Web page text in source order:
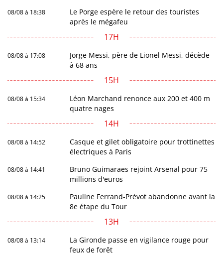
08/08 à 18:38
Le Porge espère le retour des touristes
après le mégafeu
17H
08/08 à 17:08
Jorge Messi, père de Lionel Messi, décède
à 68 ans
15H
08/08 à 15:34
Léon Marchand renonce aux 200 et 400 m
quatre nages
14H
08/08 à 14:52
Casque et gilet obligatoire pour trottinettes
électriques à Paris
08/08 à 14:41
Bruno Guimaraes rejoint Arsenal pour 75
millions d'euros
08/08 à 14:25
Pauline Ferrand-Prévot abandonne avant la
8e étape du Tour
13H
08/08 à 13:14
La Gironde passe en vigilance rouge pour
feux de forêt